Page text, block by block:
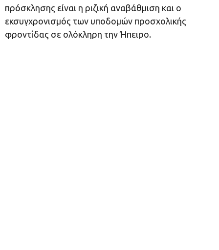
πρόσκλησης είναι η ριζική αναβάθμιση και ο
εκσυγχρονισμός των υποδομών προσχολικής
φροντίδας σε ολόκληρη την Ήπειρο.